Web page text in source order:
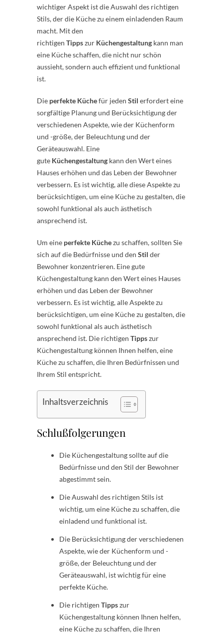
wichtiger Aspekt ist die Auswahl des richtigen
Stils, der die Küche zu einem einladenden Raum
macht. Mit den
richtigen Tippszur Küchengestaltung kann man
eine Küche schaffen, die nicht nur schön
aussieht, sondern auch effizient und funktional
ist.
Die perfekte Küchefür jeden Stil erfordert eine
sorgfältige Planung und Berücksichtigung der
verschiedenen Aspekte, wie der Küchenform
und -größe, der Beleuchtung und der
Geräteauswahl. Eine
gute Küchengestaltung kann den Wert eines
Hauses erhöhen und das Leben der Bewohner
verbessern. Es ist wichtig, alle diese Aspekte zu
berücksichtigen, um eine Küche zu gestalten, die
sowohl funktional als auch ästhetisch
ansprechend ist.
Um eine perfekte Küchezu schaffen, sollten Sie
sich auf die Bedürfnisse und den Stil der
Bewohner konzentrieren. Eine gute
Küchengestaltung kann den Wert eines Hauses
erhöhen und das Leben der Bewohner
verbessern. Es ist wichtig, alle Aspekte zu
berücksichtigen, um eine Küche zu gestalten, die
sowohl funktional als auch ästhetisch
ansprechend ist. Die richtigen Tippszur
Küchengestaltung können Ihnen helfen, eine
Küche zu schaffen, die Ihren Bedürfnissen und
Ihrem Stil entspricht.
Inhaltsverzeichnis
Schlußfolgerungen
Die Küchengestaltung sollte auf die
Bedürfnisse und den Stil der Bewohner
abgestimmt sein.
Die Auswahl des richtigen Stils ist
wichtig, um eine Küche zu schaffen, die
einladend und funktional ist.
Die Berücksichtigung der verschiedenen
Aspekte, wie der Küchenform und -
größe, der Beleuchtung und der
Geräteauswahl, ist wichtig für eine
perfekte Küche.
Die richtigen Tippszur
Küchengestaltung können Ihnen helfen,
eine Küche zu schaffen, die Ihren